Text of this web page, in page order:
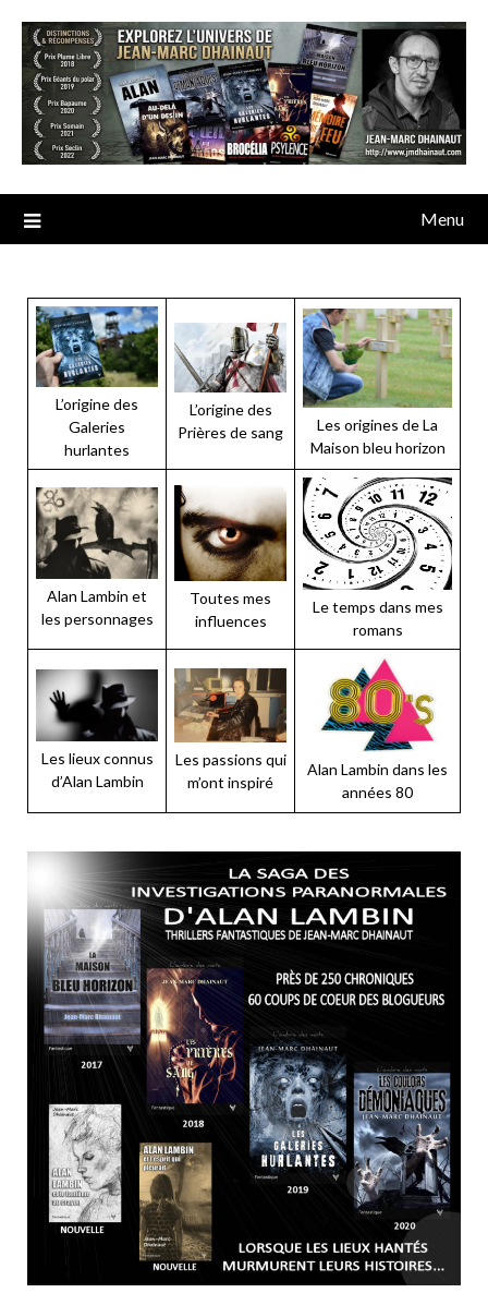
Menu
L’origine des
Galeries
hurlantes
L’origine des
Prières de sang
Les origines de La
Maison bleu horizon
Alan Lambin et
les personnages
Toutes mes
influences
Le temps dans mes
romans
Les lieux connus
d’Alan Lambin
Les passions qui
m’ont inspiré
Alan Lambin dans les
années 80